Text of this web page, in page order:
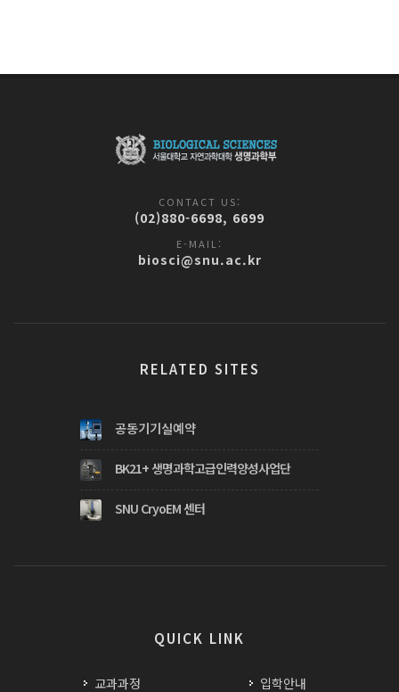
CONTACT US:
(02)880-6698, 6699
E-MAIL:
biosci@snu.ac.kr
RELATED SITES
공동기기실예약
BK21+ 생명과학고급인력양성사업단
SNU CryoEM 센터
QUICK LINK
교과과정 입학안내